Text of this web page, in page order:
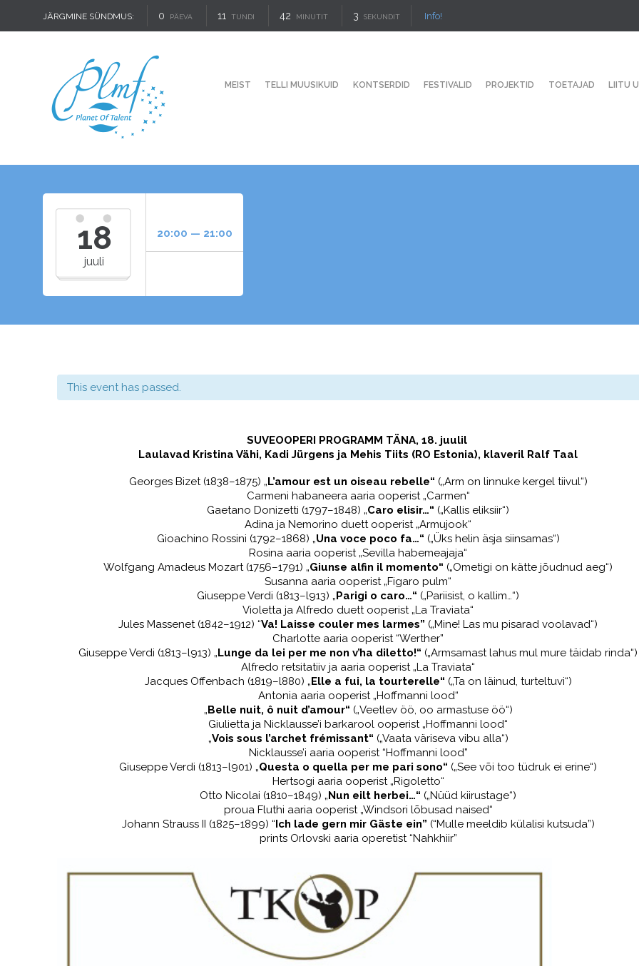
JÄRGMINE SÜNDMUS: 0 PÄEVA 11 TUNDI 42 MINUTIT 2 SEKUNDIT Info!
MEIST TELLI MUUSIKUID KONTSERDID FESTIVALID PROJEKTID TOETAJAD LIITU
18
juuli
20:00 — 21:00
This event has passed.
SUVEOOPERI PROGRAMM TÄNA, 18. juulil
Laulavad Kristina Vähi, Kadi Jürgens ja Mehis Tiits (RO Estonia), klaveril Ralf Taal
Georges Bizet (1838–1875) „L’amour est un oiseau rebelle“ („Arm on linnuke kergel tiivul“)
Carmeni habaneera aaria ooperist„Carmen“
Gaetano Donizetti (1797–1848) „Caro elisir…“ („Kallis eliksiir“)
Adina ja Nemorino duett ooperist „Armujook“
Gioachino Rossini (1792–1868) „Una voce poco fa…“ („Üks helin äsja siinsamas“)
Rosina aaria ooperist „Sevilla habemeajaja“
Wolfgang Amadeus Mozart (1756–1791) „Giunse alfin il momento“ („Ometigi on kätte jõudnud aeg“)
Susanna aaria ooperist „Figaro pulm“
Giuseppe Verdi (1813–l913) „Parigi o caro…“ („Pariisist, o kallim…“)
Violetta ja Alfredo duett ooperist „La Traviata“
Jules Massenet (1842–1912) “Va! Laisse couler mes larmes” („Mine! Las mu pisarad voolavad“)
Charlotte aaria ooperist “Werther”
Giuseppe Verdi (1813–l913) „Lunge da lei per me non v’ha diletto!“ („Armsamast lahus mul mure täidab rinda“)
Alfredo retsitatiiv ja aaria ooperist „La Traviata“
Jacques Offenbach (1819–l880) „Elle a fui, la tourterelle“ („Ta on läinud, turteltuvi“)
Antonia aaria ooperist„Hoffmanni lood“
„Belle nuit, ô nuit d’amour“ („Veetlev öö, oo armastuse öö“)
Giulietta ja Nicklausse’i barkarool ooperist„Hoffmanni lood“
„Vois sous l’archet frémissant“ („Vaata väriseva vibu alla“)
Nicklausse’i aaria ooperist“Hoffmanni lood”
Giuseppe Verdi (1813–l901) „Questa o quella per me pari sono“ („See või too tüdruk ei erine“)
Hertsogi aaria ooperist „Rigoletto“
Otto Nicolai (1810–1849) „Nun eilt herbei…“ („Nüüd kiirustage“)
proua Fluthi aaria ooperist „Windsori lõbusad naised“
Johann Strauss II (1825–1899) “Ich lade gern mir Gäste ein” (“Mulle meeldib külalisi kutsuda”)
prints Orlovski aaria operetist “Nahkhiir”